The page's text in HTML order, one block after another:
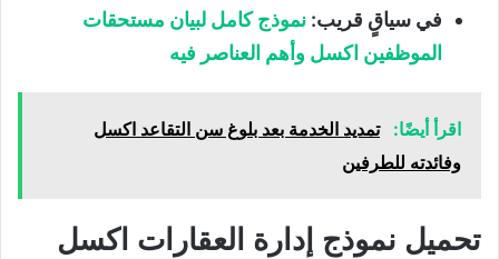
في سياقٍ قريب: نموذج كامل لبيان مستحقات
الموظفين اكسل وأهم العناصر فيه
اقرأ أيضًا:
تمديد الخدمة بعد بلوغ سن التقاعد اكسل
وفائدته للطرفين
تحميل نموذج إدارة العقارات اكسل